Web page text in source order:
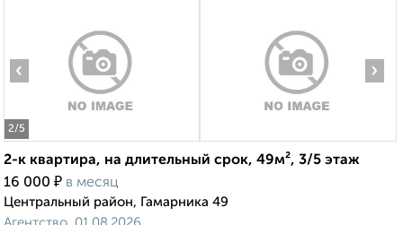
2/5
‹ ›
2-к квартира, на длительный срок, 49м², 3/5 этаж
16 000 ₽ в месяц
Центральный район, Гамарника 49